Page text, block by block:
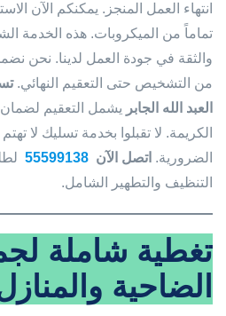
انتهاء العمل المنجز. يمكنكم الآن
تماماً من الميكروبات. هذه الخدمة
والثقة في جودة العمل لدينا. نحن
من التشخيص حتى التعقيم النهائي.
العبد الله الجابر يشمل التعقيم
الكريمة. لا تقبلوا بخدمة تسليك لا
الضرورية. اتصل الآن 55599138
التنظيف والتطهير الشامل.
تغطية شاملة
الضاحية